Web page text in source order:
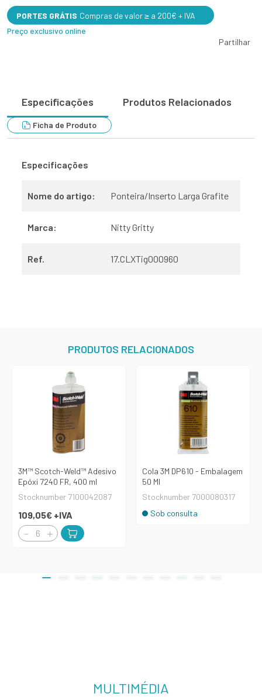
PORTES GRÁTIS Compras de valor ≥ a 200€ + IVA
Preço exclusivo online
Partilhar
Especificações Produtos Relacionados
Ficha de Produto
Especificações
Nome do artigo: Ponteira/Inserto Larga Grafite
Marca: Nitty Gritty
Ref. 17.CLXTig000960
PRODUTOS RELACIONADOS
3M™ Scotch-Weld™ Adesivo
Epóxi 7240 FR, 400 ml
Stocknumber 7100042087
109,05€ +IVA
Cola 3M DP610 - Embalagem
50 Ml
Stocknumber 7000080317
Sob consulta
MULTIMÉDIA